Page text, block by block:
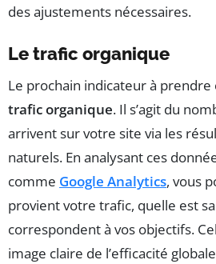
des ajustements nécessaires.
Le trafic organique
Le prochain indicateur à
trafic organique. Il s’agit du
arrivent sur votre site via les
naturels. En analysant ces
comme Google Analytics, vous
provient votre trafic, quelle est
correspondent à vos objectifs.
image claire de l’efficacité